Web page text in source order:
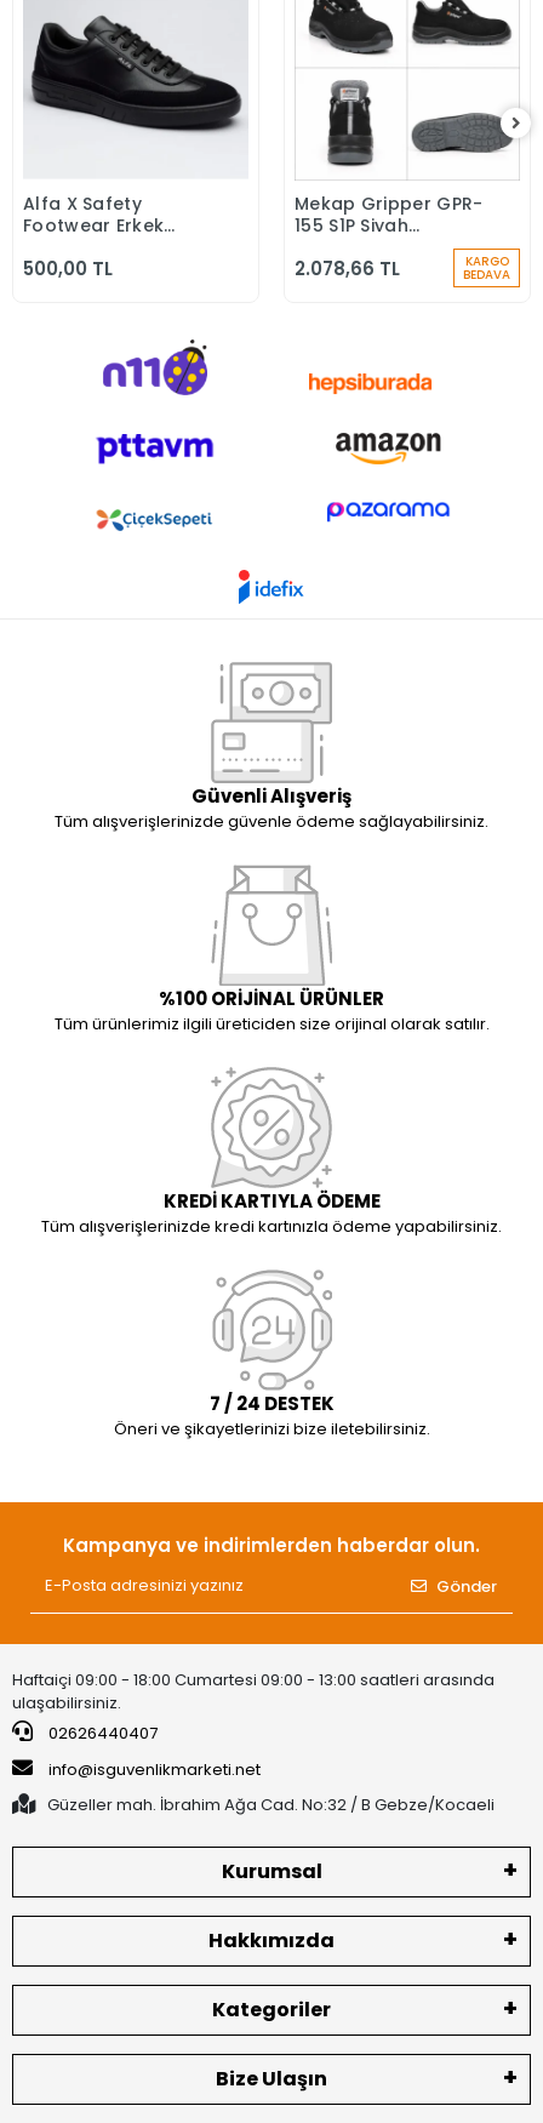
Sepete Ekle
Alfa X Safety
Footwear Erkek
Ayakkabı
500,00 TL
Sepete Ekle
Mekap Gripper GPR-
155 S1P Siyah
Microfiber Kompozit
Iş Güvenlik
2.078,66 TL KARGO
BEDAVA
Güvenli Alışveriş
Tüm alışverişlerinizde güvenle ödeme sağlayabilirsiniz.
%100 ORİJİNAL ÜRÜNLER
Tüm ürünlerimiz ilgili üreticiden size orijinal olarak satılır.
KREDİ KARTIYLA ÖDEME
Tüm alışverişlerinizde kredi kartınızla ödeme yapabilirsiniz.
7 / 24 DESTEK
Öneri ve şikayetlerinizi bize iletebilirsiniz.
Kampanya ve indirimlerden haberdar olun.
Gönder
Haftaiçi 09:00 - 18:00 Cumartesi 09:00 - 13:00 saatleri arasında
ulaşabilirsiniz.
02626440407
info@isguvenlikmarketi.net
Güzeller mah. İbrahim Ağa Cad. No:32 / B Gebze/Kocaeli
Kurumsal
Hakkımızda
Kategoriler
Bize Ulaşın